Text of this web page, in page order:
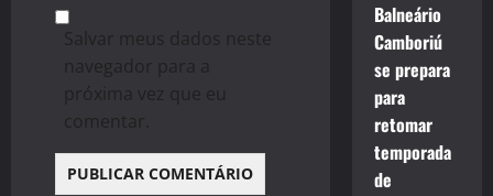
Salvar meus dados neste
navegador para a
próxima vez que eu
comentar.
Balneário
Camboriú
se prepara
para
retomar
temporada
de